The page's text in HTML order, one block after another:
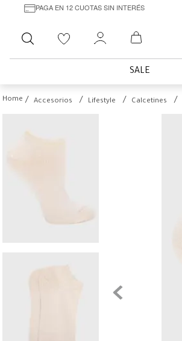
PAGA EN 12 CUOTAS SIN INTERÉS
Buscar
SALE
Accesorios Lifestyle Calcetines